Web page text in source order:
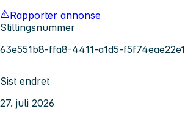
Rapporter annonse
Stillingsnummer
63e551b8-ffa8-4411-a1d5-f5f74eae22e1
Sist endret
27. juli 2026